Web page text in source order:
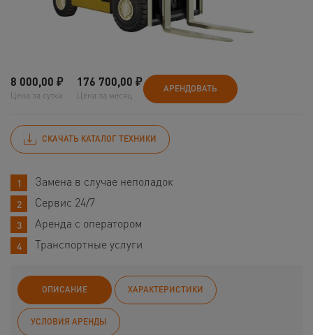
8 000,00 ₽
Цена за сутки
176 700,00 ₽
Цена за месяц
АРЕНДОВАТЬ
СКАЧАТЬ КАТАЛОГ ТЕХНИКИ
Замена в случае неполадок
Сервис 24/7
Аренда с оператором
Транспортные услуги
ОПИСАНИЕ ХАРАКТЕРИСТИКИ
УСЛОВИЯ АРЕНДЫ